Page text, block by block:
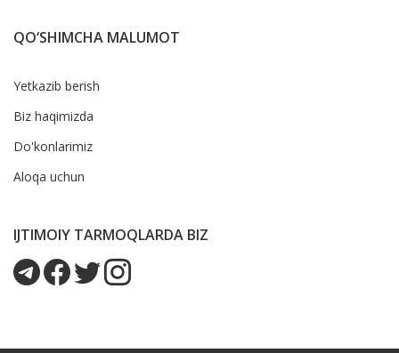
QO‘SHIMCHA MALUMOT
Yetkazib berish
Biz haqimizda
Do'konlarimiz
Aloqa uchun
IJTIMOIY TARMOQLARDA BIZ